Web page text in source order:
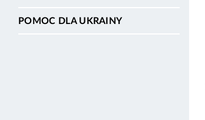
POMOC DLA UKRAINY